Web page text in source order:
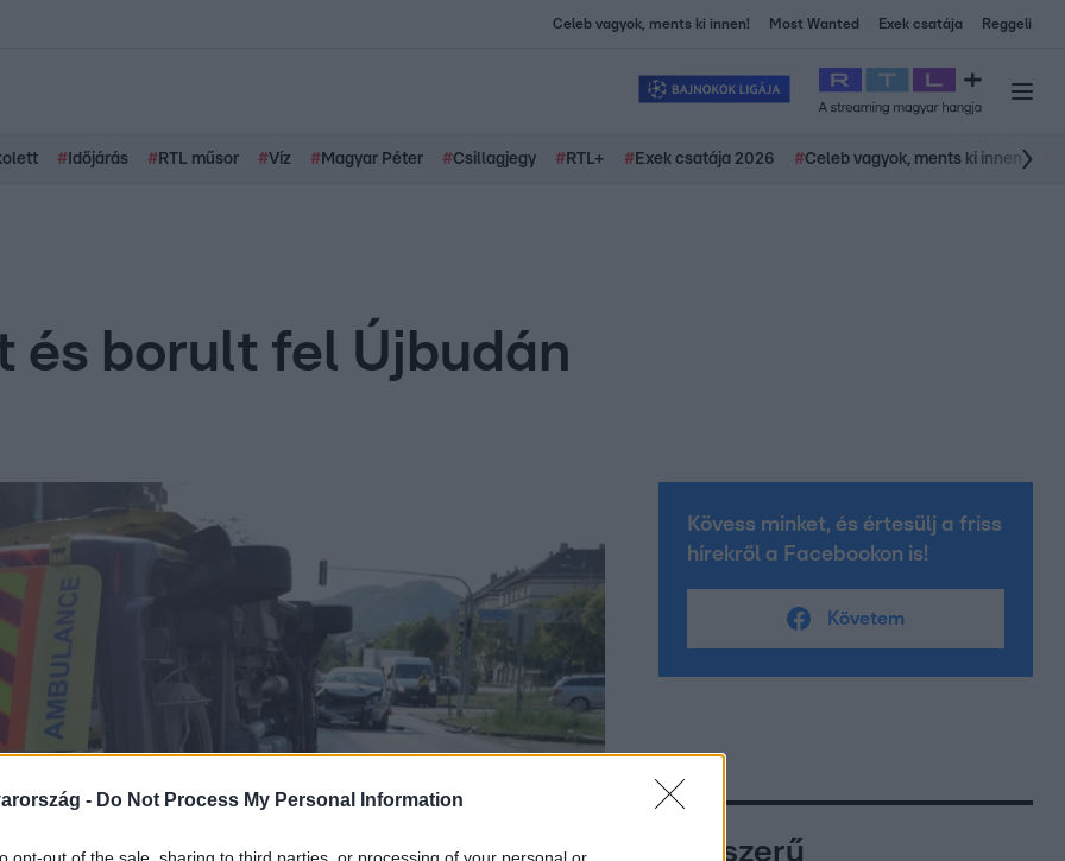
- Do Not Process My Personal Information
Celeb vagyok, ments ki innen! Most Wanted Exek csatája Reggeli
# Időjárás # RTL műsor #Víz # Magyar Péter #Csillagjegy # RTL+ # Exek csatája 2026 #Celeb vagyok, ments ki innen
és borult fel Újbudán
Kövess minket, és értesülj a friss
hírekről a Facebookon is!
Követem
Népszerű